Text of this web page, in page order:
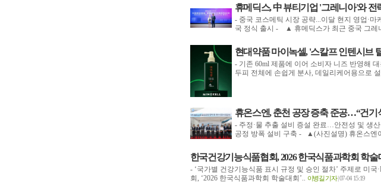
휴메딕스, 中 뷰티기업 '그레니아'와 전
- 중국 코스메틱 시장 공략...이달 현지 영업·
국 정식 출시 - ▲ 휴메딕스가 최근 중국 그레
현대약품 마이녹셀, '스칼프 인텐시브
- 기존 60ml 제품에 이어 소비자 니즈 반영해
두피 전체에 손쉽게 분사, 데일리케어용으로
휴온스엔, 춘천 공장 증축 준공…“건기
- 주정·물 추출 설비 증설 완료…안전성 및 생
공정 방폭 설비 구축 - ▲(사진설명) 휴온스엔
한국건강기능식품협회, 2026 한국식품과학회 학술
- ‘국가별 건강기능식품 표시 규정 및 승인 절차’ 주제로 미
회, ‘2026 한국식품과학회 학술대회’.. 이병길 기자| 07-04 15:19